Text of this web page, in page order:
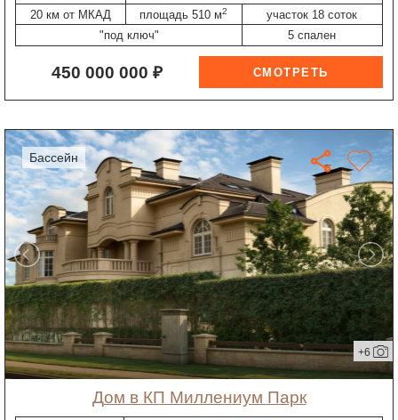
20 км от МКАД
площадь 510 м2
участок 18 соток
"под ключ"
5 спален
450 000 000 ₽
бассейн
+6
дом в КП Миллениум Парк